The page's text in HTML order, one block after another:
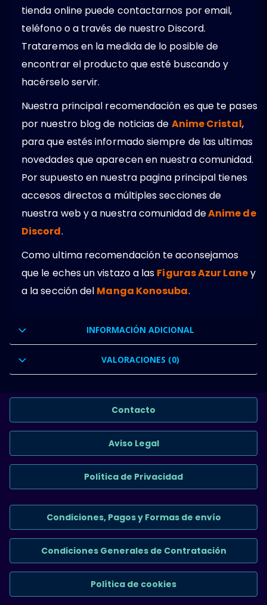
tienda online puede contactarnos por email,
teléfono o a través de nuestro Discord.
Trataremos en la medida de lo posible de
encontrar el producto que esté buscando y
hacérselo servir.
Nuestra principal recomendación es que te pases
por nuestro blog de noticias de Anime Cristal,
para que estés informado siempre de las ultimas
novedades que aparecen en nuestra comunidad.
Por supuesto en nuestra pagina principal tienes
accesos directos a múltiples secciones de
nuestra web y a nuestra comunidad deAnime de
Discord.
Como ultima recomendación te aconsejamos
que le eches un vistazo a las Figuras Azur Laney
a la sección del Manga Konosuba.
INFORMACIÓN ADICIONAL
VALORACIONES (0)
Contacto
Aviso Legal
Política de Privacidad
Condiciones, Pagos y Formas de envío
Condiciones Generales de Contratación
Política de cookies